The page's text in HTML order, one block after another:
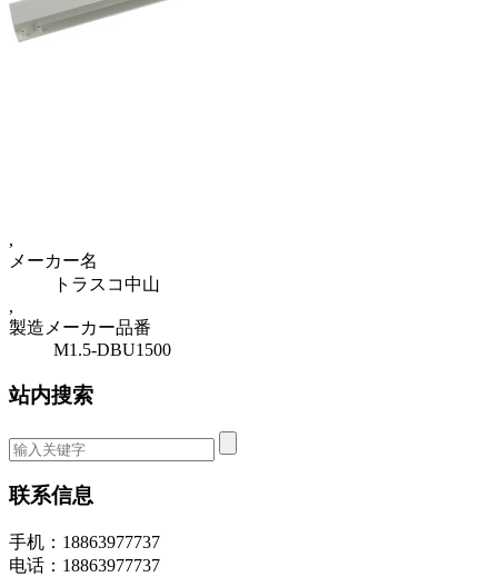
,
メーカー名
トラスコ中山
,
製造メーカー品番
M1.5-DBU1500
站内搜索
联系信息
手机：18863977737
电话：18863977737